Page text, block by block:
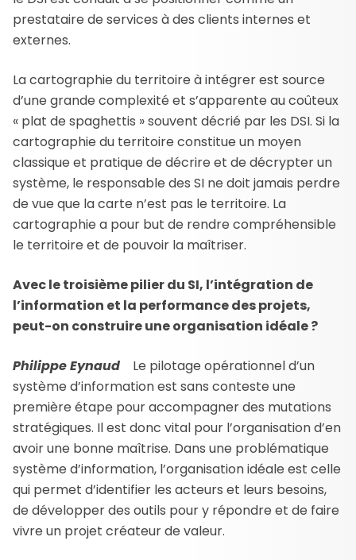
prestataire de services à des clients internes et
externes.
La cartographie du territoire à intégrer est source
d’une grande complexité et s’apparente au coûteux
« plat de spaghettis » souvent décrié par les DSI. Si la
cartographie du territoire constitue un moyen
classique et pratique de décrire et de décrypter un
système, le responsable des SI ne doit jamais perdre
de vue que la carte n’est pas le territoire. La
cartographie a pour but de rendre compréhensible
le territoire et de pouvoir la maîtriser.
Avec le troisième pilier du SI, l’intégration de
l’information et la performance des projets,
peut-on construire une organisation idéale ?
Philippe Eynaud Le pilotage opérationnel d’un
système d’information est sans conteste une
première étape pour accompagner des mutations
stratégiques. Il est donc vital pour l’organisation d’en
avoir une bonne maîtrise. Dans une problématique
système d’information, l’organisation idéale est celle
qui permet d’identifier les acteurs et leurs besoins,
de développer des outils pour y répondre et de faire
vivre un projet créateur de valeur.